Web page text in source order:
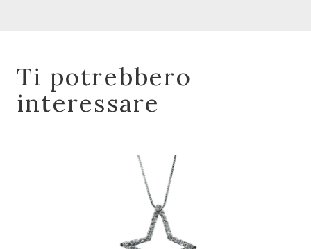
Ti potrebbero
interessare